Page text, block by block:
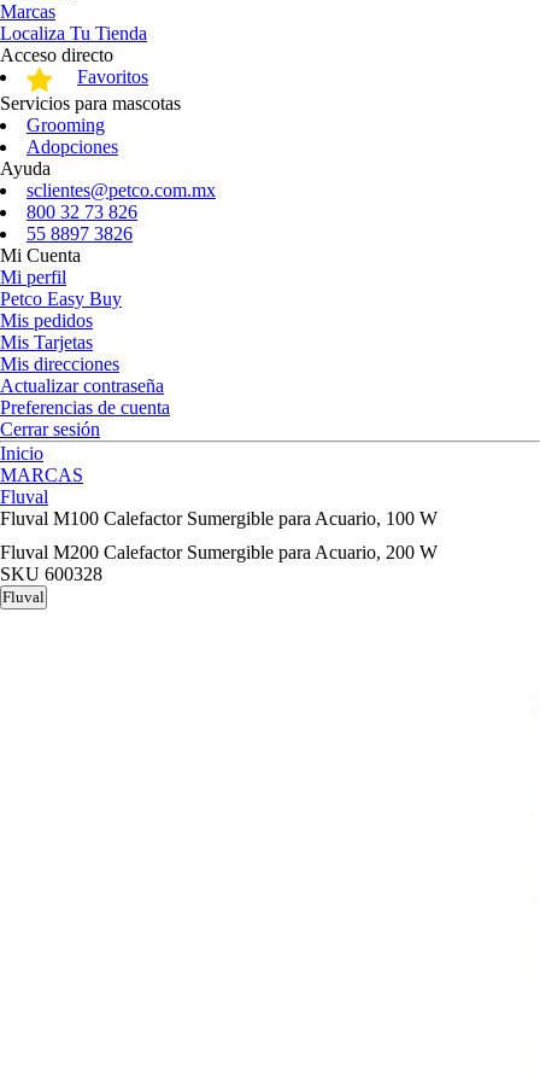
Marcas
Localiza Tu Tienda
Acceso directo
Favoritos
Servicios para mascotas
Grooming
Adopciones
Ayuda
sclientes@petco.com.mx
800 32 73 826
55 8897 3826
Mi Cuenta
Mi perfil
Petco Easy Buy
Mis pedidos
Mis Tarjetas
Mis direcciones
Actualizar contraseña
Preferencias de cuenta
Cerrar sesión
Inicio
MARCAS
Fluval
Fluval M100 Calefactor Sumergible para Acuario, 100 W
Fluval M200 Calefactor Sumergible para Acuario, 200 W
SKU 600328
Fluval